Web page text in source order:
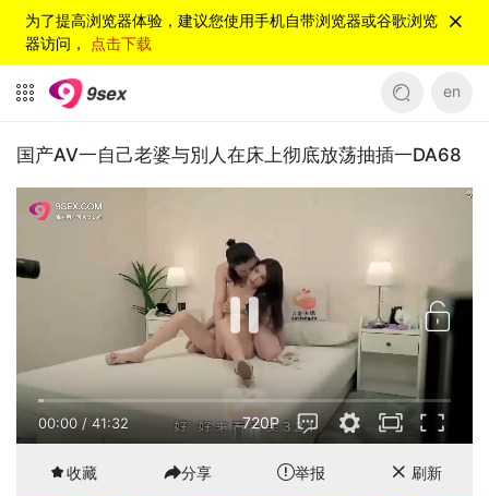
为了提高浏览器体验，建议您使用手机自带浏览器或谷歌浏览
器访问， 点击下载
en
国产AV一自己老婆与別人在床上彻底放荡抽插一DA68
00:00 / 41:32 720P
收藏 分享 举报 刷新